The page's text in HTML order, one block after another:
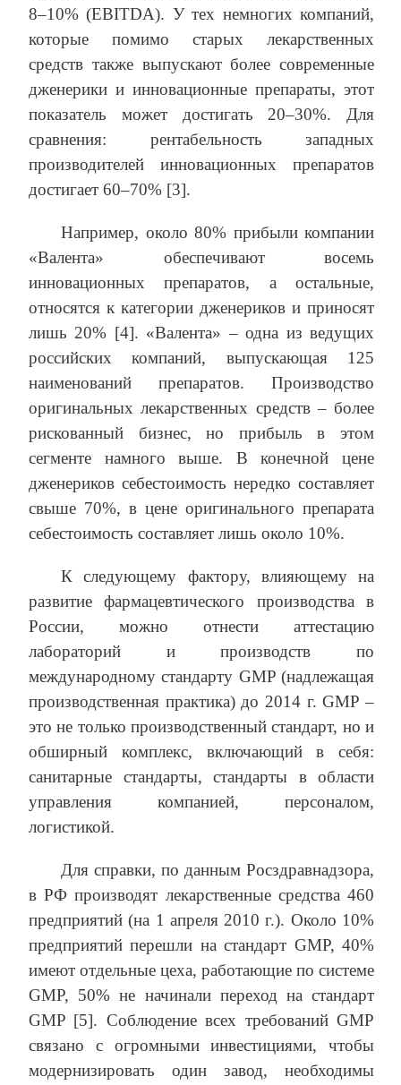
8–10% (EBITDA). У тех немногих компаний,
которые помимо старых лекарственных
средств также выпускают более современные
дженерики и инновационные препараты, этот
показатель может достигать 20–30%. Для
сравнения: рентабельность западных
производителей инновационных препаратов
достигает 60–70% [3].
Например, около 80% прибыли компании
«Валента» обеспечивают восемь
инновационных препаратов, а остальные,
относятся к категории дженериков и приносят
лишь 20% [4]. «Валента» – одна из ведущих
российских компаний, выпускающая 125
наименований препаратов. Производство
оригинальных лекарственных средств – более
рискованный бизнес, но прибыль в этом
сегменте намного выше. В конечной цене
дженериков себестоимость нередко составляет
свыше 70%, в цене оригинального препарата
себестоимость составляет лишь около 10%.
К следующему фактору, влияющему на
развитие фармацевтического производства в
России, можно отнести аттестацию
лабораторий и производств по
международному стандарту GMP (надлежащая
производственная практика) до 2014 г. GMP –
это не только производственный стандарт, но и
обширный комплекс, включающий в себя:
санитарные стандарты, стандарты в области
управления компанией, персоналом,
логистикой.
Для справки, по данным Росздравнадзора,
в РФ производят лекарственные средства 460
предприятий (на 1 апреля 2010 г.). Около 10%
предприятий перешли на стандарт GMP, 40%
имеют отдельные цеха, работающие по системе
GMP, 50% не начинали переход на стандарт
GMP [5]. Соблюдение всех требований GMP
связано с огромными инвестициями, чтобы
модернизировать один завод, необходимы